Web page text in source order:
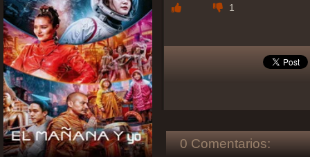
1
0 Comentarios: